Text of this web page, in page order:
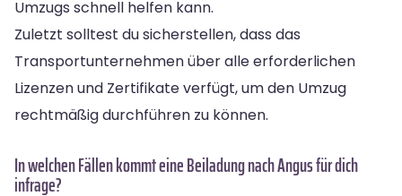
Umzugs schnell helfen kann.
Zuletzt solltest du sicherstellen, dass das
Transportunternehmen über alle erforderlichen
Lizenzen und Zertifikate verfügt, um den Umzug
rechtmäßig durchführen zu können.
In welchen Fällen kommt eine Beiladung nach Angus für dich
infrage?